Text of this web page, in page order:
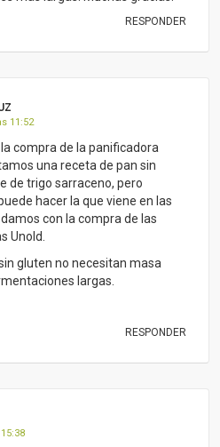
RESPONDER
11:52
compra de la panificadora
una receta de pan sin
de trigo sarraceno, pero
hacer la que viene en las
con la compra de las
Unold.
gluten no necesitan masa
largas.
RESPONDER